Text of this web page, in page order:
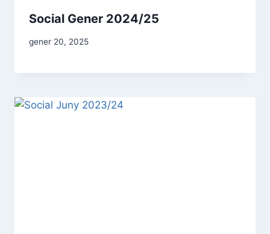
Social Gener 2024/25
gener 20, 2025